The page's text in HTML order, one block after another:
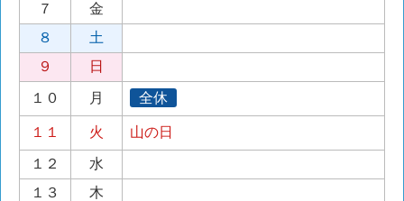
７
金
８
土
９
日
１０ 月 全休
１１ 火 山の日
１２
水
１３
木